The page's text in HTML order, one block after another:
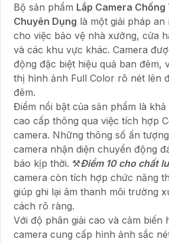
Bộ sản phẩm Lắp Camera
Chuyên Dụng là một giải pháp an
cho việc bảo vệ nhà xưởng, cửa
và các khu vực khác. Camera
động đặc biệt hiệu quả ban đêm,
thị hình ảnh Full Color rõ nét lên
đêm.
Điểm nổi bật của sản phẩm là
cao cấp thông qua việc tích hợp
camera. Những thông số ấn
camera nhận diện chuyển động
báo kịp thời. ⚒Điểm 10 cho chất
camera còn tích hợp chức năng
giúp ghi lại âm thanh môi trường
cách rõ ràng.
Với độ phân giải cao và cảm biến
camera cung cấp hình ảnh sắc